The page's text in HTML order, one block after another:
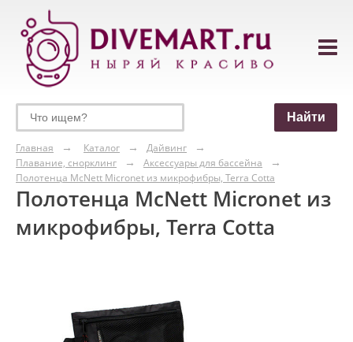
Главная Каталог
Дайвинг
Плавание, снорклинг
Аксессуары для бассейна
Полотенца McNett Micronet из микрофибры, Terra Cotta
Полотенца McNett Micronet из
микрофибры, Terra Cotta